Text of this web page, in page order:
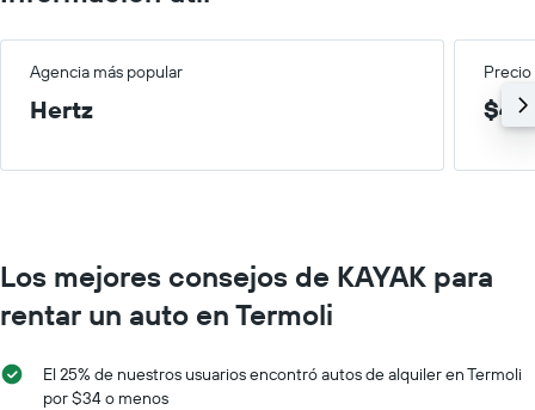
Agencia más popular
Hertz
Los mejores consejos de KAYAK para
rentar un auto en Termoli
El 25% de nuestros usuarios encontró autos de alquiler en Termoli
por $34 o menos